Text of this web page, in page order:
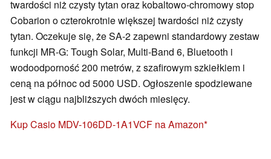
twardości niż czysty tytan oraz kobaltowo-chromowy stop
Cobarion o czterokrotnie większej twardości niż czysty
tytan. Oczekuje się, że SA-2 zapewni standardowy zestaw
funkcji MR-G: Tough Solar, Multi-Band 6, Bluetooth i
wodoodporność 200 metrów, z szafirowym szkiełkiem i
ceną na północ od 5000 USD. Ogłoszenie spodziewane
jest w ciągu najbliższych dwóch miesięcy.
Kup Casio MDV-106DD-1A1VCF na Amazon